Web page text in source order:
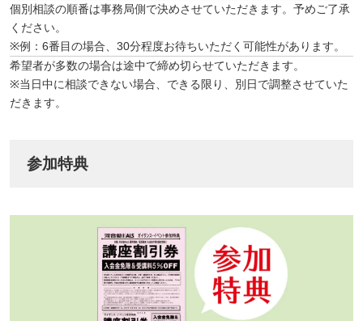
個別相談の順番は事務局側で決めさせていただきます。予めご了承
ください。
※例：6番目の場合、30分程度お待ちいただく可能性があります。
希望者が多数の場合は途中で締め切らせていただきます。
※当日中に相談できない場合、できる限り、別日で調整させていた
だきます。
参加特典